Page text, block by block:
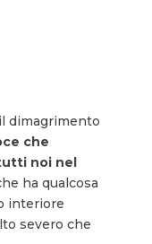
dimagrimento
che
noi nel
ha qualcosa
interiore
severo che